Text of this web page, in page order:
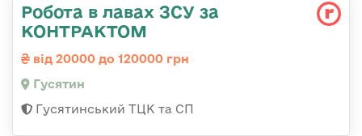
Робота в лавах ЗСУ за
КОНТРАКТОМ
від 20000 до 120000 грн
Гусятин
Гусятинський ТЦК та СП